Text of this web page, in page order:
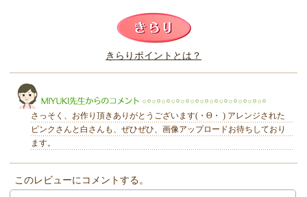
このレビューは参考になりましたか？
きらりポイントとは？
MIYUKI先生からのコメント
さっそく、お作り頂きありがとうございます(・Θ・ ) アレンジされた
ピンクさんと白さんも、ぜひぜひ、画像アップロードお待ちしており
ます。
このレビューにコメントする。